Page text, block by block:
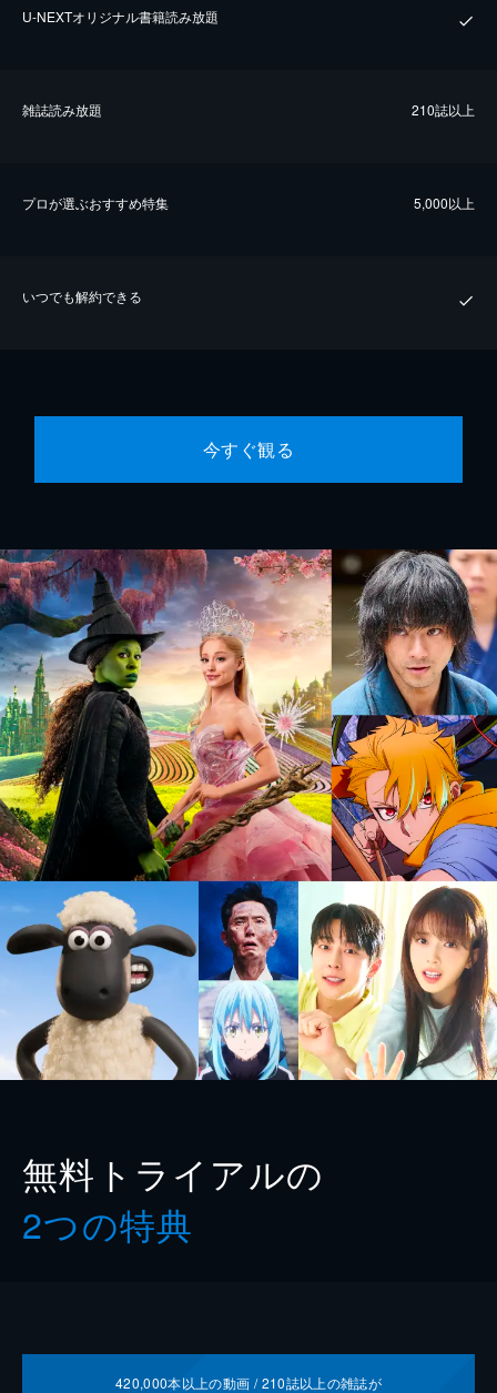
U-NEXTオリジナル書籍読み放題
雑誌読み放題 210誌以上
プロが選ぶおすすめ特集 5,000以上
いつでも解約できる
今すぐ観る
無料トライアルの
2つの特典
420,000本以上の動画 /210誌以上の雑誌が